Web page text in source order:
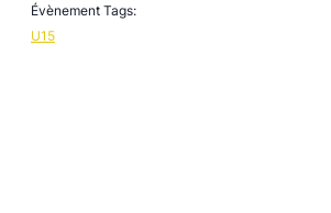
Évènement Tags:
U15